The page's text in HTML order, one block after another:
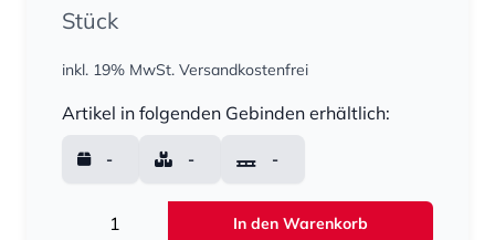
Stück
inkl. 19% MwSt. Versandkostenfrei
Artikel in folgenden Gebinden erhältlich:
- - -
In den Warenkorb